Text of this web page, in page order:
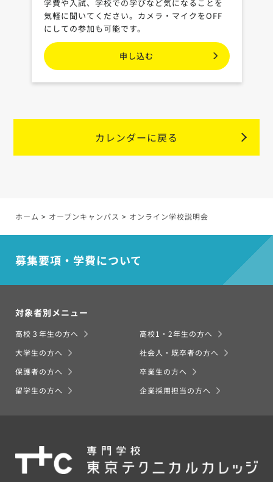
学費や入試、学校での学びなど気になることを
気軽に聞いてください。カメラ・マイクをOFF
にしての参加も可能です。
申し込む
カレンダーに戻る
ホーム > オープンキャンパス > オンライン学校説明会
募集要項・学費について
対象者別メニュー
高校３年生の方へ
高校1・2年生の方へ
大学生の方へ
社会人・既卒者の方へ
保護者の方へ
卒業生の方へ
留学生の方へ
企業採用担当の方へ